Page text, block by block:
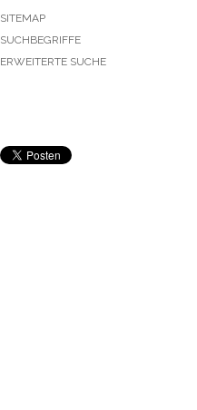
SITEMAP
SUCHBEGRIFFE
ERWEITERTE SUCHE